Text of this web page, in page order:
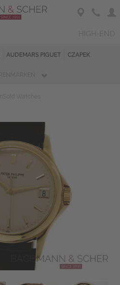
AUDEMARS PIGUET CZAPEK